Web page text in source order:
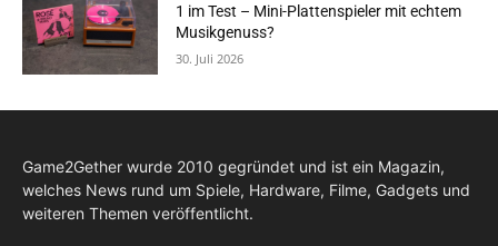
1 im Test – Mini-Plattenspieler mit echtem
Musikgenuss?
30. Juli 2026
Game2Gether wurde 2010 gegründet und ist ein Magazin,
welches News rund um Spiele, Hardware, Filme, Gadgets und
weiteren Themen veröffentlicht.